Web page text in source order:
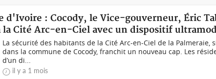
d'Ivoire : Cocody, le Vice-gouverneur, Éric
la Cité Arc-en-Ciel avec un dispositif
La sécurité des habitants de la Cité Arc-en-Ciel de la Palmeraie,
dans la commune de Cocody, franchit un nouveau cap. Les
d’un di...
il y a 1 mois